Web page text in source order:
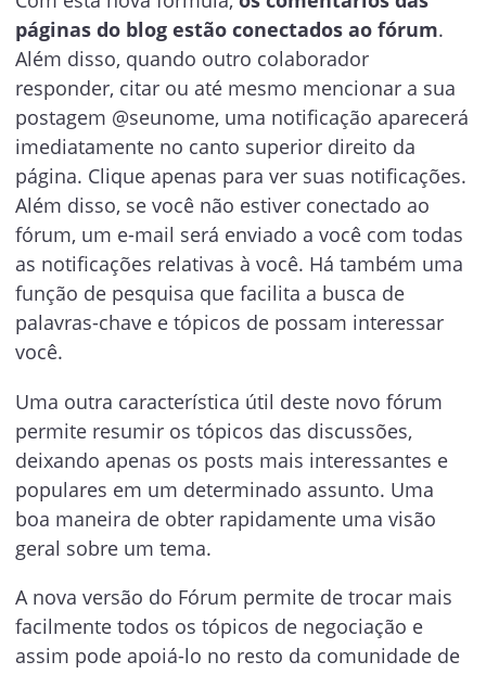
páginas do blog estão conectados ao fórum.
Além disso, quando outro colaborador
responder, citar ou até mesmo mencionar a sua
postagem @seunome, uma notificação aparecerá
imediatamente no canto superior direito da
página. Clique apenas para ver suas notificações.
Além disso, se você não estiver conectado ao
fórum, um e-mail será enviado a você com todas
as notificações relativas à você. Há também uma
função de pesquisa que facilita a busca de
palavras-chave e tópicos de possam interessar
você.
Uma outra característica útil deste novo fórum
permite resumir os tópicos das discussões,
deixando apenas os posts mais interessantes e
populares em um determinado assunto. Uma
boa maneira de obter rapidamente uma visão
geral sobre um tema.
A nova versão do Fórum permite de trocar mais
facilmente todos os tópicos de negociação e
assim pode apoiá-lo no resto da comunidade de